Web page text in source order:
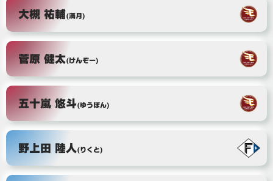
大槻 祐輔(満月)
菅原 健太(けんぞー)
五十嵐 悠斗(ゆうぽん)
野上田 陸人(りくと)